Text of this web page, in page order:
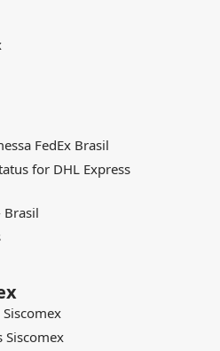
FedEx Brasil
for DHL Express
Brasil
Siscomex